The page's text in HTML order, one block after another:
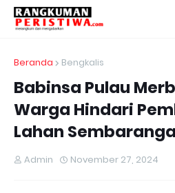
Beranda Bengkalis
Babinsa Pulau
Warga Hindari
Lahan
Admin November 27, 2024